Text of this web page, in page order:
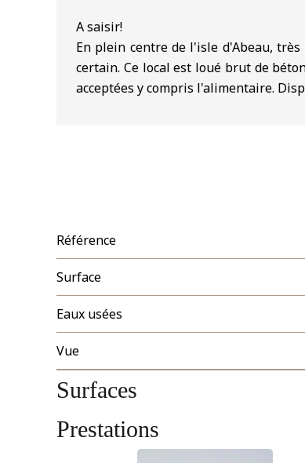
A saisir!
En plein centre de l'isle d'Abeau,
certain. Ce local est loué brut de
acceptées y compris l'alimentaire.
Référence
Surface
Eaux usées
Vue
Surfaces
Prestations